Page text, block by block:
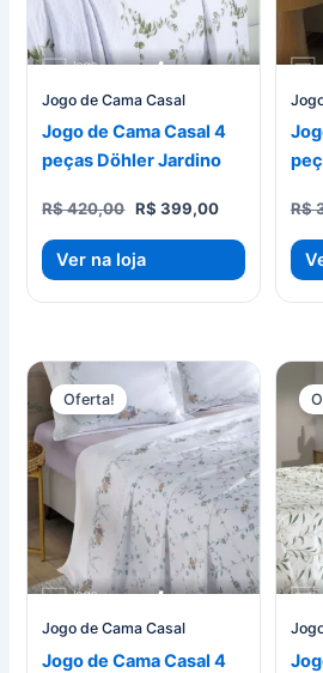
Jogo de Cama Casal
Jogo de Cama Casal 4
peças Döhler Jardino
R$420,00 O
era:
R$ 399,00O
atual
R$ 399,00.
Ver na loja
R$
Oferta!
Jogo de Cama Casal
Jogo de Cama Casal 4